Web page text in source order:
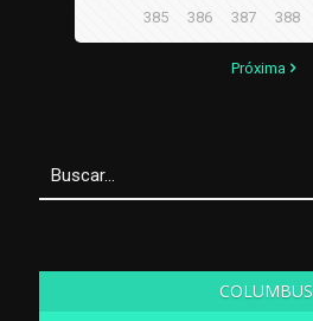
385 386 387 388
Próxima
COLUMBUS